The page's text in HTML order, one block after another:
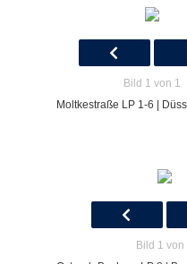
Bild 1 von 1
Moltkestraße LP 1-6 |
Bild 1 von